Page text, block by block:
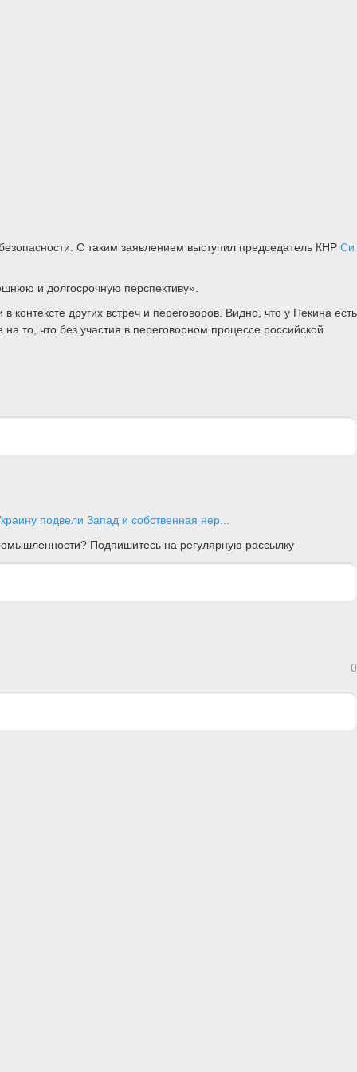
С таким заявлением выступил председатель КНР Си
и долгосрочную перспективу».
в контексте других встреч и переговоров. Видно, что у Пекина есть
то, что без участия в переговорном процессе российской
подвели Запад и собственная нер...
Подпишитесь на регулярную рассылку
0